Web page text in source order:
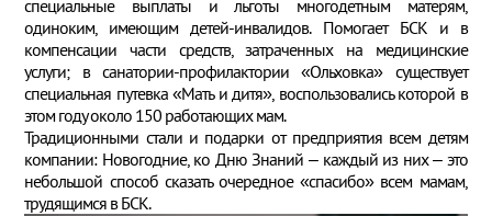
специальные выплаты и льготы многодетным матерям,
одиноким, имеющим детей-инвалидов. Помогает БСК и в
компенсации части средств, затраченных на медицинские
услуги; в санатории-профилактории «Ольховка» существует
специальная путевка «Мать и дитя», воспользовались которой в
этом году около 150 работающих мам.
Традиционными стали и подарки от предприятия всем детям
компании: Новогодние, ко Дню Знаний – каждый из них – это
небольшой способ сказать очередное «спасибо» всем мамам,
трудящимся в БСК.